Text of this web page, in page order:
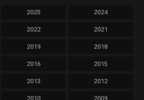
2025 2024
2022 2021
2019 2018
2016 2015
2013 2012
2010 2009